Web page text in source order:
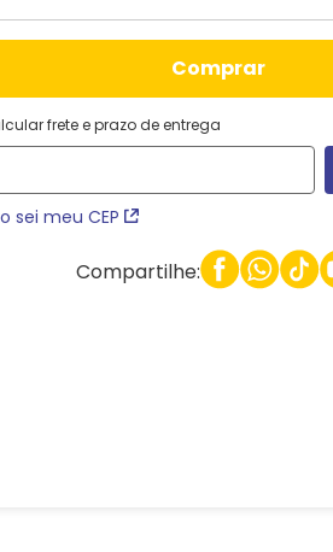
comprar
frete e prazo de entrega
sei meu CEP
Compartilhe: